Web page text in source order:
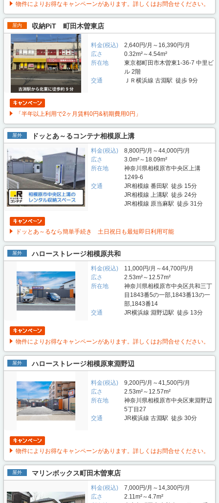
物件によりお得なキャンペーンがあります。詳しくはお問合せください。
屋内 収納PiT 町田木曽東店
料金(税込)
2,640円/月～16,390円/月
広さ
0.32m²～4.54m²
所在地
東京都町田市木曽東1-36-7 中里ビ
ル 2階
交通
ＪＲ横浜線 古淵駅 徒歩 9分
「半年以上利用で2ヶ月賃料0円&初期費用0円」
屋外 ドッとあ～るコンテナ相模原上溝
料金(税込)
8,800円/月～44,000円/月
広さ
3.0m²～18.09m²
所在地
神奈川県相模原市中央区上溝
1249-6
交通
JR相模線 番田駅 徒歩 15分
JR相模線 上溝駅 徒歩 24分
JR相模線 原当麻駅 徒歩 31分
ドッとあ～るなら簡単手続き 土日祝日も最短即日利用可能
屋外 ハローストレージ相模原共和
料金(税込)
11,000円/月～44,700円/月
広さ
2.53m²～12.57m²
所在地
神奈川県相模原市中央区共和三丁
目1843番5の一部,1843番13の一
部,1843番14
交通
JR横浜線 淵野辺駅 徒歩 13分
物件によりお得なキャンペーンがあります。詳しくはお問合せください。
屋外 ハローストレージ相模原東淵野辺
料金(税込)
9,200円/月～41,500円/月
広さ
2.53m²～12.57m²
所在地
神奈川県相模原市中央区東淵野辺
5丁目27
交通
JR横浜線 古淵駅 徒歩 30分
物件によりお得なキャンペーンがあります。詳しくはお問合せください。
屋外 マリンボックス町田木曽東店
料金(税込)
7,000円/月～14,300円/月
広さ
2.11m²～4.7m²